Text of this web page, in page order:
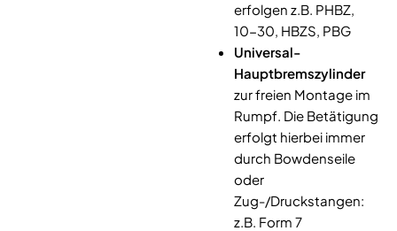
erfolgen z.B. PHBZ,
10-30, HBZS, PBG
Universal-
Hauptbremszylinder
zur freien Montage im
Rumpf. Die Betätigung
erfolgt hierbei immer
durch Bowdenseile
oder
Zug-/Druckstangen:
z.B. Form 7